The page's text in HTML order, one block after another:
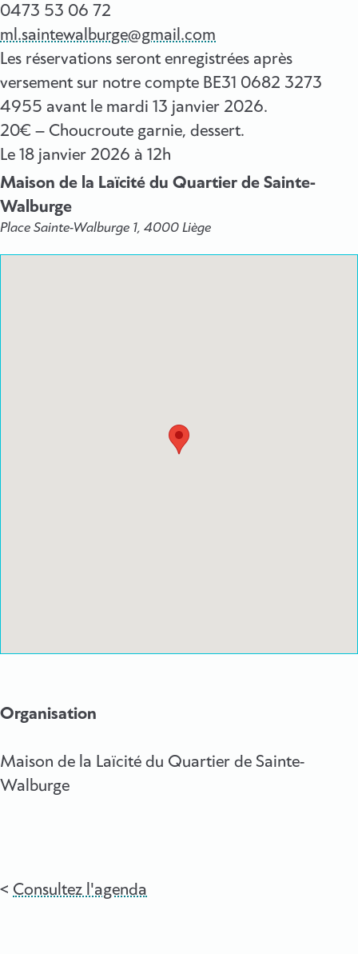
0473 53 06 72
ml.saintewalburge@gmail.com
Les réservations seront enregistrées après
versement sur notre compte BE31 0682 3273
4955 avant le mardi 13 janvier 2026.
20€ – Choucroute garnie, dessert.
Le 18 janvier 2026 à 12h
Maison de la Laïcité du Quartier de Sainte-
Walburge
Place Sainte-Walburge 1, 4000 Liège
Organisation
Maison de la Laïcité du Quartier de Sainte-
Walburge
Consultez l'agenda